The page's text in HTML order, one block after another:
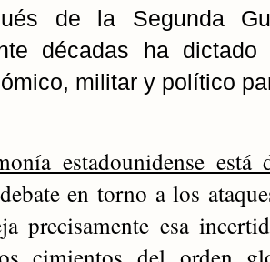
de la Segunda
décadas ha
militar y político
estadounidense está
en torno a los
precisamente esa